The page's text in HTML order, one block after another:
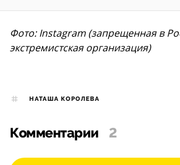
Фото: Instagram (запрещенная в
экстремистская организация)
НАТАША КОРОЛЕВА
Комментарии 2